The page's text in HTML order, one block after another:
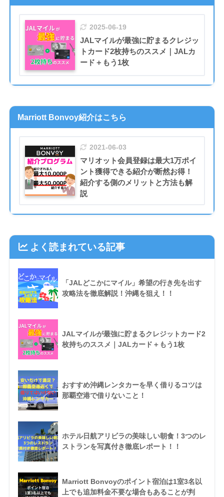
2025-06-19
JALマイルが最強に貯まるクレジッ
トカード2枚持ちのススメ｜JALカ
ード＋もう1枚
Marriott Bonvoy紹介はこちら
2021-06-03
マリオット会員登録は最大1万ポイ
ント獲得できる紹介が断然お得！
紹介する側のメリットと方法も解
説
よく読まれている記事
「JALどこかにマイル」希望の行き先を出す
攻略法を徹底解説！沖縄を狙え！！
JALマイルが最強に貯まるクレジットカード2
枚持ちのススメ｜JALカード＋もう1枚
おすすめ沖縄レンタカーを早く借りるコツは
那覇空港で借りないこと！
ホテル日航アリビラの美味しい朝食！3つのレ
ストランを写真付き徹底レポート！！
Marriott Bonvoyのポイント宿泊は1室3名以
上でも追加料金不要な場合もあることが判